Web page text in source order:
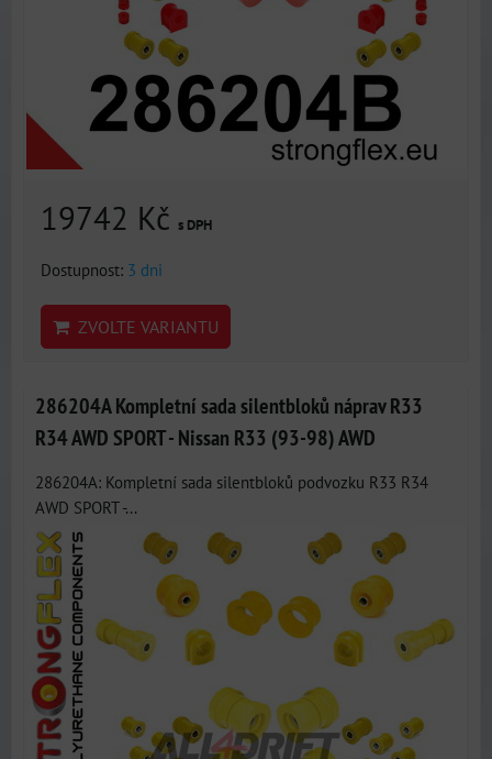
19742 Kč s DPH
Dostupnost: 3 dni
ZVOLTE VARIANTU
286204A Kompletní sada silentbloků náprav R33
R34 AWD SPORT - Nissan R33 (93-98) AWD
286204A: Kompletní sada silentbloků podvozku R33 R34
AWD SPORT -...